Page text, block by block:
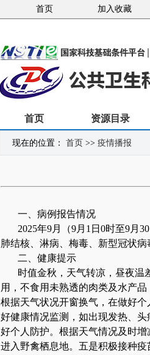
首页 加入收藏
首页 资源目录
现在的位置： 首页 >> 疫情播报
一、病例报告情况
2025年9月（9月1日0时至9月
肺结核、淋病、梅毒、新型冠状
二、健康提示
时值金秋，天气转凉，昼夜温
用，不食用未熟透的肉类及水产
根据天气状况开窗换气，在做好
好健康情况监测，如出现发热、
好个人防护。根据天气情况及时
进入野禽栖息地。五是积极接种